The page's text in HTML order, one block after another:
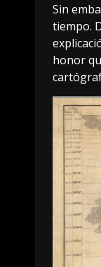
Sin
tiempo.
honor